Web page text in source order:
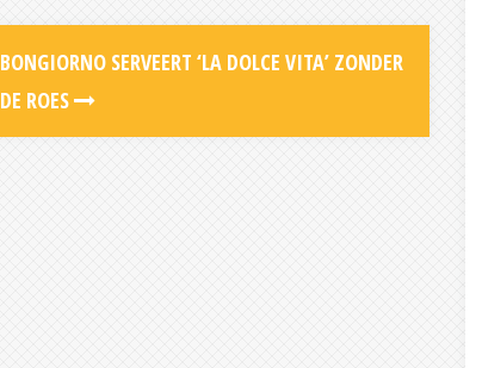
BONGIORNO SERVEERT ‘LA DOLCE VITA’ ZONDER
DE ROES